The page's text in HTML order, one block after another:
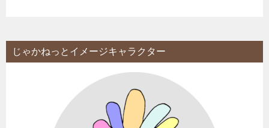
じゃかねっとイメージキャラクター